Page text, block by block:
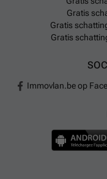
Gratis
Gratis
Gratis
Immovlan.be op